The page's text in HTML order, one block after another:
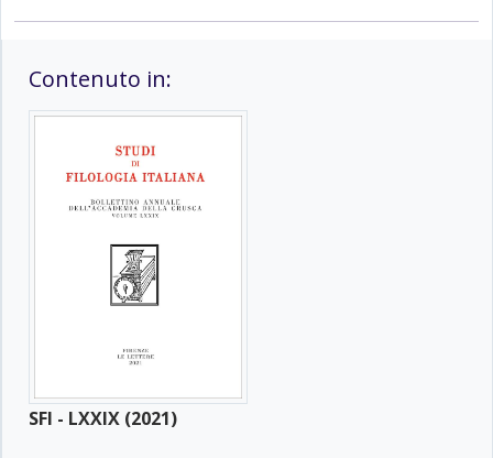
Contenuto in:
SFI - LXXIX (2021)